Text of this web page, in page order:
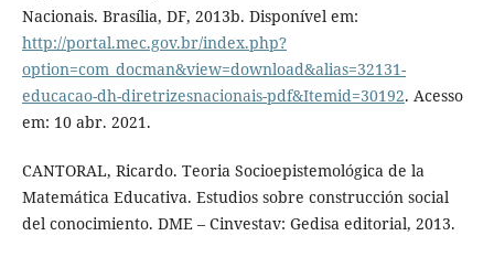
Nacionais. Brasília, DF, 2013b. Disponível em:
http://portal.mec.gov.br/index.php?
option=com_docman&view=download&alias=32131-
educacao-dh-diretrizesnacionais-pdf&Itemid=30192. Acesso
em: 10 abr. 2021.
CANTORAL, Ricardo. Teoria Socioepistemológica de la
Matemática Educativa. Estudios sobre construcción social
del conocimiento. DME – Cinvestav: Gedisa editorial, 2013.